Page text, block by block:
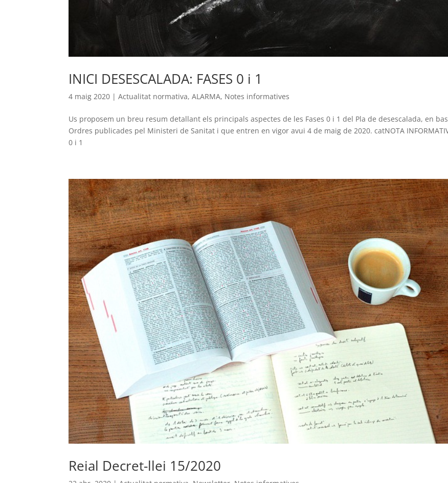
INICI DESESCALADA: FASES 0 i 1
4 maig 2020 |Actualitat normativa,ALARMA, Notes informatives
Us proposem un breu resum detallant els principals aspectes de les Fases 0 i 1 del Pla de desescalada, en
Ordres publicades pel Ministeri de Sanitat i que entren en vigor avui 4 de maig de 2020. catNOTA
0 i 1
Reial Decret-llei 15/2020